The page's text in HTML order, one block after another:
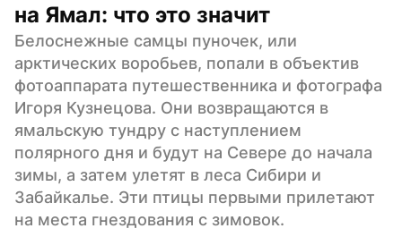
на Ямал: что это значит
Белоснежные самцы пуночек, или
арктических воробьев, попали в объектив
фотоаппарата путешественника и фотографа
Игоря Кузнецова. Они возвращаются в
ямальскую тундру с наступлением
полярного дня и будут на Севере до начала
зимы, а затем улетят в леса Сибири и
Забайкалье. Эти птицы первыми прилетают
на места гнездования с зимовок.